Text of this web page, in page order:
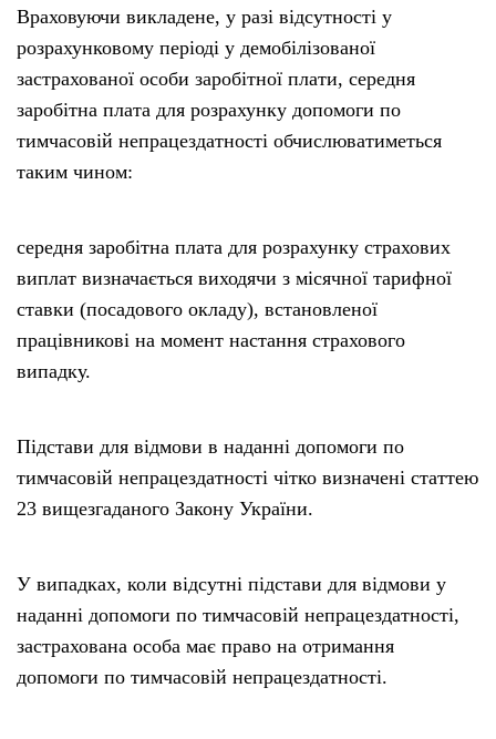
Враховуючи викладене, у разі відсутності у
розрахунковому періоді у демобілізованої
застрахованої особи заробітної плати, середня
заробітна плата для розрахунку допомоги по
тимчасовій непрацездатності обчислюватиметься
таким чином:
середня заробітна плата для розрахунку страхових
виплат визначається виходячи з місячної тарифної
ставки (посадового окладу), встановленої
працівникові на момент настання страхового
випадку.
Підстави для відмови в наданні допомоги по
тимчасовій непрацездатності чітко визначені статтею
23 вищезгаданого Закону України.
У випадках, коли відсутні підстави для відмови у
наданні допомоги по тимчасовій непрацездатності,
застрахована особа має право на отримання
допомоги по тимчасовій непрацездатності.